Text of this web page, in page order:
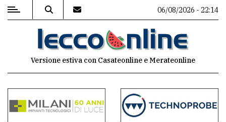
MENU
commenti
06/08/2026 - 22:14
Versione estiva con Casateonline e Merateonline